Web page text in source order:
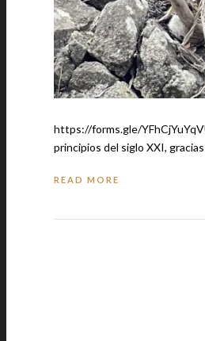
https://forms.gle/
principios del siglo XXI,
READ MORE